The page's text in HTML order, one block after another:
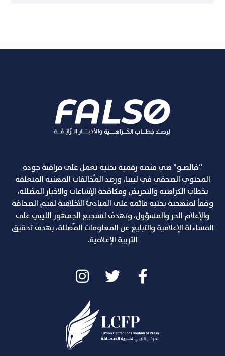
“فالصـو” هي منصة رقمية بحثية تعمل على مراقبة جودة
المحتوي الصحفي في ليبيا، ورصد المٌخالفات المهنية المتعلقة
بخطاب الكراهية والتحريض ومكافحة الإشاعات والاخبار المضللة،
وفقاً لمنهجية بحثية قائمة على المبادئ الأخلاقية لقيم الصحافة
والإعلام الحر والمسؤول، وتهدف لتشجيع الجمهور الليبي على
المساءلة الإعلامية والتبليغ عن المعلومات المٌضللة، بهدف تحقيق
التربية الإعلامية.